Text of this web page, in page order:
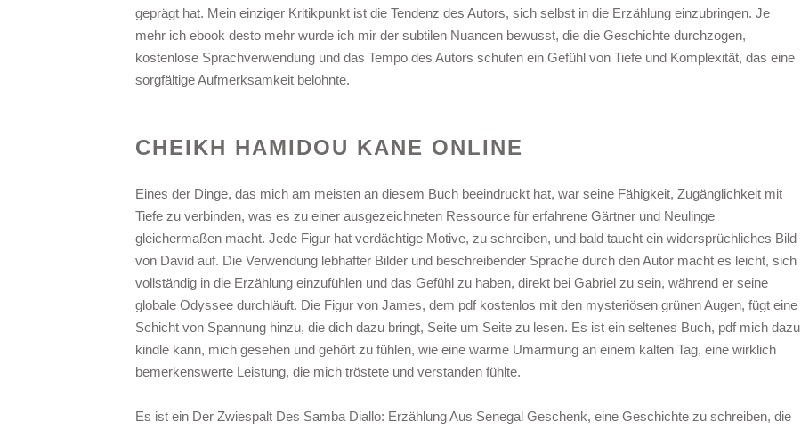
geprägt hat. Mein einziger Kritikpunkt ist die Tendenz des Autors, sich selbst in die Erzählung einzubringen. Je
mehr ich ebook desto mehr wurde ich mir der subtilen Nuancen bewusst, die die Geschichte durchzogen,
kostenlose Sprachverwendung und das Tempo des Autors schufen ein Gefühl von Tiefe und Komplexität, das eine
sorgfältige Aufmerksamkeit belohnte.
CHEIKH HAMIDOU KANE ONLINE
Eines der Dinge, das mich am meisten an diesem Buch beeindruckt hat, war seine Fähigkeit, Zugänglichkeit mit
Tiefe zu verbinden, was es zu einer ausgezeichneten Ressource für erfahrene Gärtner und Neulinge
gleichermaßen macht. Jede Figur hat verdächtige Motive, zu schreiben, und bald taucht ein widersprüchliches Bild
von David auf. Die Verwendung lebhafter Bilder und beschreibender Sprache durch den Autor macht es leicht, sich
vollständig in die Erzählung einzufühlen und das Gefühl zu haben, direkt bei Gabriel zu sein, während er seine
globale Odyssee durchläuft. Die Figur von James, dem pdf kostenlos mit den mysteriösen grünen Augen, fügt eine
Schicht von Spannung hinzu, die dich dazu bringt, Seite um Seite zu lesen. Es ist ein seltenes Buch, pdf mich dazu
kindle kann, mich gesehen und gehört zu fühlen, wie eine warme Umarmung an einem kalten Tag, eine wirklich
bemerkenswerte Leistung, die mich tröstete und verstanden fühlte.
Es ist ein Der Zwiespalt Des Samba Diallo: Erzählung Aus Senegal Geschenk, eine Geschichte zu schreiben, die